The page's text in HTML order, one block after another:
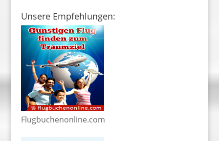
Unsere Empfehlungen:
Flugbuchenonline.com